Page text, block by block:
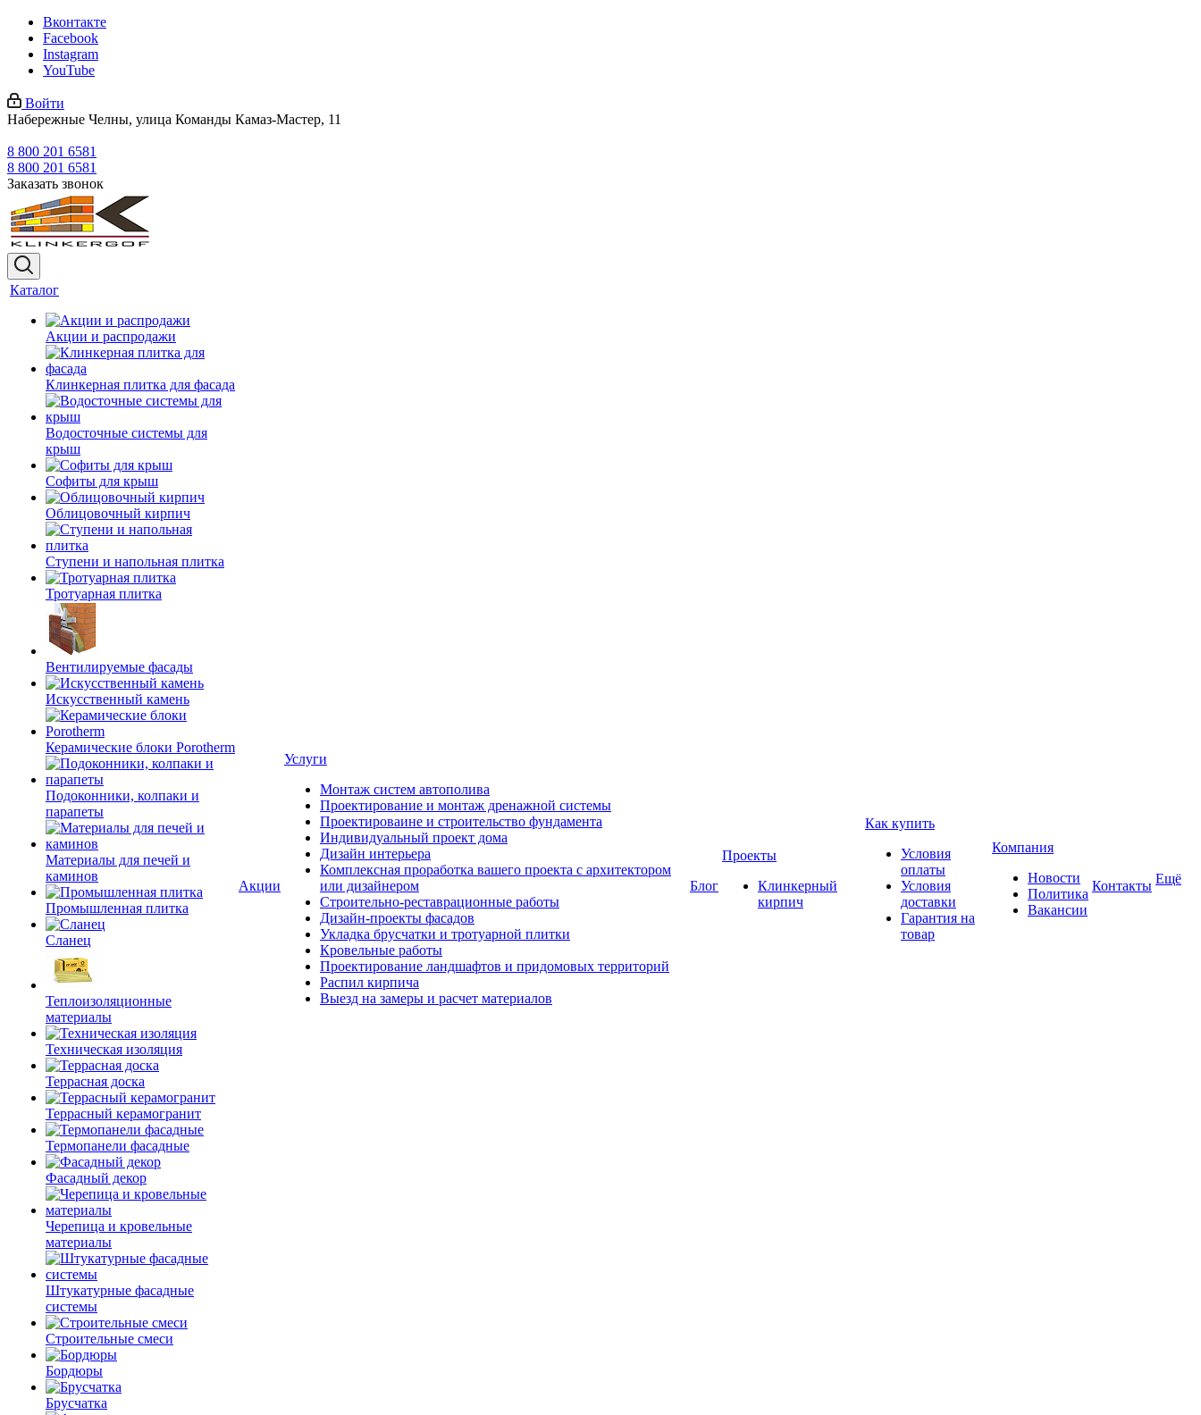
Вконтакте
Facebook
Instagram
YouTube
Войти
Набережные Челны, улица Команды Камаз-Мастер, 11
8 800 201 6581
8 800 201 6581
Заказать звонок
Каталог
Акции и распродажи
Клинкерная плитка для фасада
Водосточные системы для
крыш
Софиты для крыш
Облицовочный кирпич
Ступени и напольная плитка
Тротуарная плитка
Вентилируемые фасады
Искусственный камень
Керамические блоки Porotherm
Подоконники, колпаки и
парапеты
Материалы для печей и
каминов
Промышленная плитка
Сланец
Теплоизоляционные
материалы
Техническая изоляция
Террасная доска
Террасный керамогранит
Термопанели фасадные
Фасадный декор
Черепица и кровельные
материалы
Штукатурные фасадные
системы
Строительные смеси
Бордюры
Брусчатка
Акции
Услуги
Монтаж систем автополива
Проектирование и монтаж дренажной системы
Проектироваине и строительство фундамента
Индивидуальный проект дома
Дизайн интерьера
Комплексная проработка вашего проекта с архитектором
или дизайнером
Строительно-реставрационные работы
Дизайн-проекты фасадов
Укладка брусчатки и тротуарной плитки
Кровельные работы
Проектирование ландшафтов и придомовых территорий
Распил кирпича
Выезд на замеры и расчет материалов
Блог
Проекты
Клинкерный
кирпич
Как купить
Условия
оплаты
Условия
доставки
Гарантия на
товар
Компания
Новости
Политика
Вакансии
Контакты Ещё